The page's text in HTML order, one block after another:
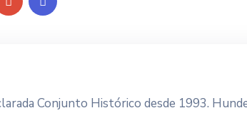
Conjunto Histórico desde 1993.